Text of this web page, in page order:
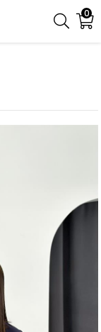
0